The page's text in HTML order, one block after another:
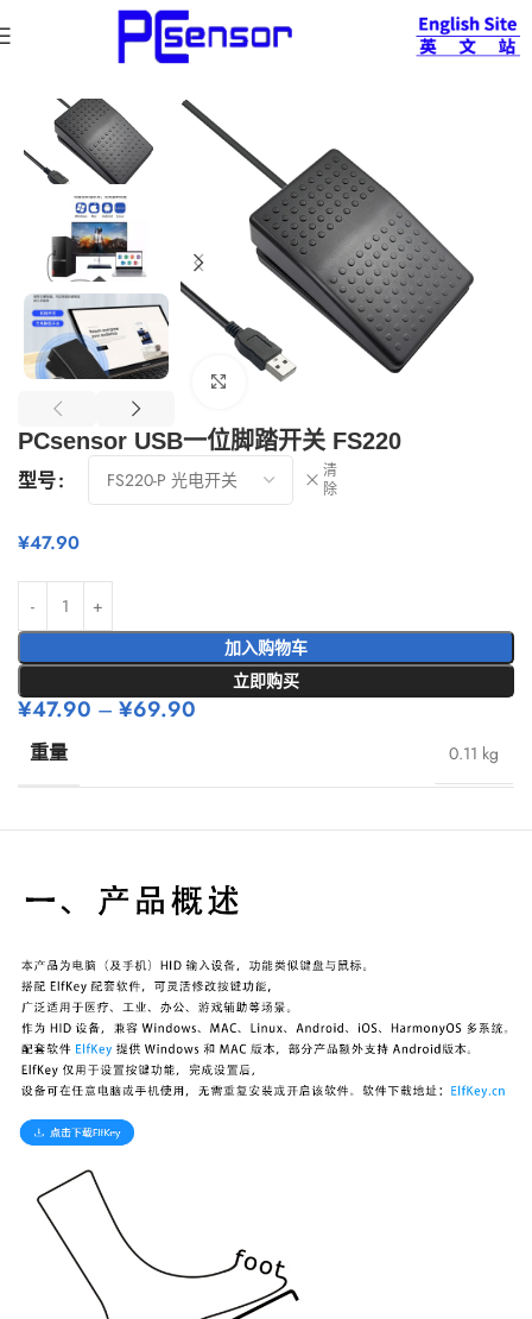
电脑USB脚踏开关系列
查看大图
PCsensor USB一位脚踏开关 FS220
型号
清
除
¥47.90
加入购物车
立即购买
¥47.90 – ¥69.90
重量 0.11 kg